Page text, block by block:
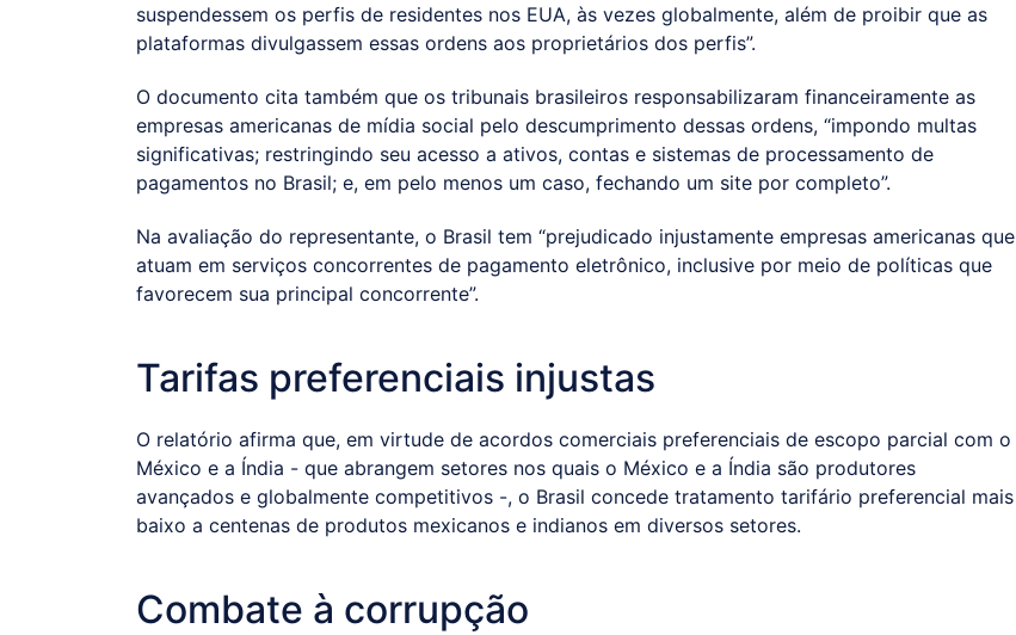
suspendessem os perfis de residentes nos EUA, às vezes globalmente, além de proibir que as
plataformas divulgassem essas ordens aos proprietários dos perfis”.
O documento cita também que os tribunais brasileiros responsabilizaram financeiramente as
empresas americanas de mídia social pelo descumprimento dessas ordens, “impondo multas
significativas; restringindo seu acesso a ativos, contas e sistemas de processamento de
pagamentos no Brasil; e, em pelo menos um caso, fechando um site por completo”.
Na avaliação do representante, o Brasil tem “prejudicado injustamente empresas americanas que
atuam em serviços concorrentes de pagamento eletrônico, inclusive por meio de políticas que
favorecem sua principal concorrente”.
Tarifas preferenciais injustas
O relatório afirma que, em virtude de acordos comerciais preferenciais de escopo parcial com o
México e a Índia - que abrangem setores nos quais o México e a Índia são produtores
avançados e globalmente competitivos -, o Brasil concede tratamento tarifário preferencial mais
baixo a centenas de produtos mexicanos e indianos em diversos setores.
Combate à corrupção